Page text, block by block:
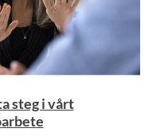
steg i vårt